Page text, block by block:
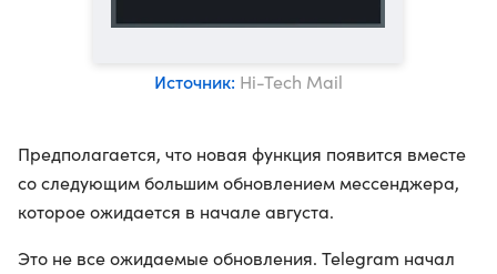
Источник: Hi-Tech Mail
Предполагается, что новая функция появится вместе
со следующим большим обновлением мессенджера,
которое ожидается в начале августа.
Это не все ожидаемые обновления. Telegram начал